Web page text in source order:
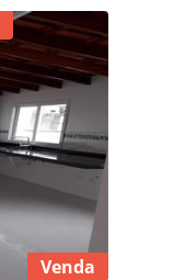
Venda